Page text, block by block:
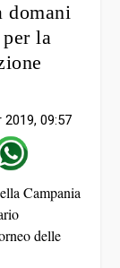
domani
la
2019, 09:57
Campania
delle